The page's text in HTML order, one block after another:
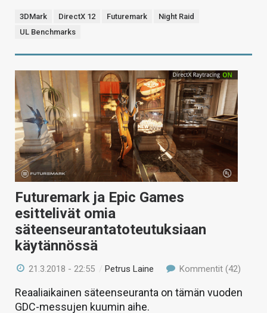
3DMark DirectX 12 Futuremark
Night Raid
UL Benchmarks
Futuremark ja Epic Games
esittelivät omia
säteenseurantatoteutuksiaan
käytännössä
21.3.2018 - 22:55 /Petrus Laine Kommentit (42)
Reaaliaikainen säteenseuranta on tämän vuoden
GDC-messujen kuumin aihe.